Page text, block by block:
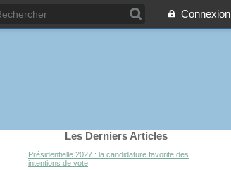
Connexion
Les Derniers Articles
Présidentielle 2027 : la candidature favorite des
intentions de vote